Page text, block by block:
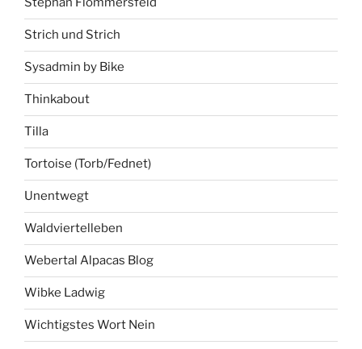
Strich und Strich
Sysadmin by Bike
Thinkabout
Tilla
Tortoise (Torb/Fednet)
Unentwegt
Waldviertelleben
Webertal Alpacas Blog
Wibke Ladwig
Wichtigstes Wort Nein